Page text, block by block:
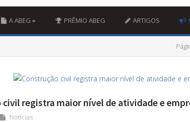
A ABEG PRÊMIO ABEG ARTIGOS
registra maior nível de atividade e
Notícias